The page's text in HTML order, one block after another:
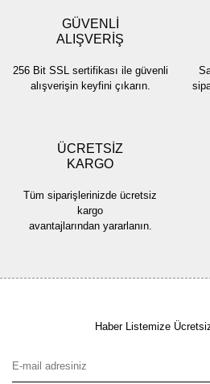
GÜVENLİ
ALIŞVERİŞ
256 Bit SSL sertifikası ile güvenli
alışverişin keyfini çıkarın.
ÜCRETSİZ
KARGO
Tüm siparişlerinizde ücretsiz
kargo
avantajlarından yararlanın.
Haber Listemize